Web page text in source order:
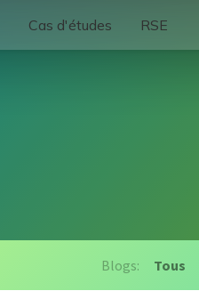
Cas d'études RSE
Blogs: Tous